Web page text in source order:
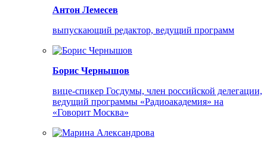
Антон Лемесев
выпускающий редактор, ведущий программ
Борис Чернышов
вице-спикер Госдумы, член российской делегации,
ведущий программы «Радиоакадемия» на
«Говорит Москва»